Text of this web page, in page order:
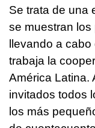
Se trata de una
se muestran
llevando a
trabaja la
América Latina.
invitados todos
los más